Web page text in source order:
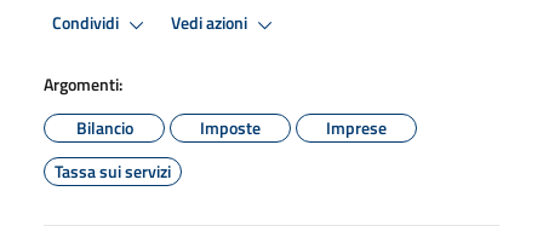
Condividi Vedi azioni
Argomenti:
Bilancio
Imposte
Imprese
Tassa sui servizi